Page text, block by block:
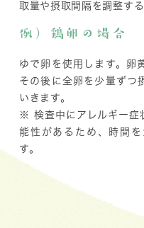
取量や摂取間隔を調整する
例）鶏卵の場合
ゆで卵を使用します。卵
その後に全卵を少量ずつ
いきます。
※ 検査中にアレルギー症
能性があるため、時間
す。